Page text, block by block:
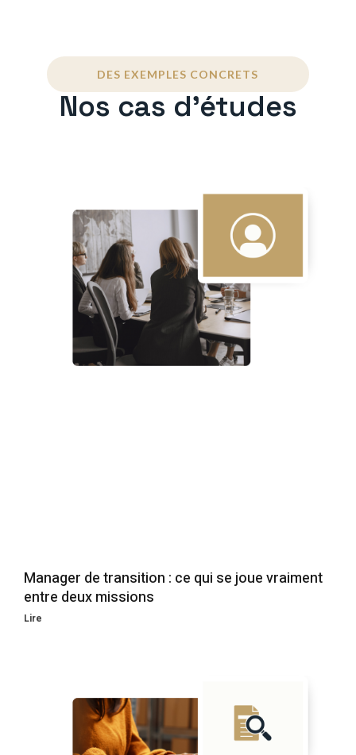
DES EXEMPLES CONCRETS
Nos cas d'études
Manager de transition : ce qui se joue vraiment
entre deux missions
Lire